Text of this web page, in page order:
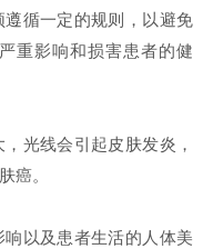
循一定的规则，以避免
重影响和损害患者的健
光线会引起皮肤发炎，
癌。
以及患者生活的人体美